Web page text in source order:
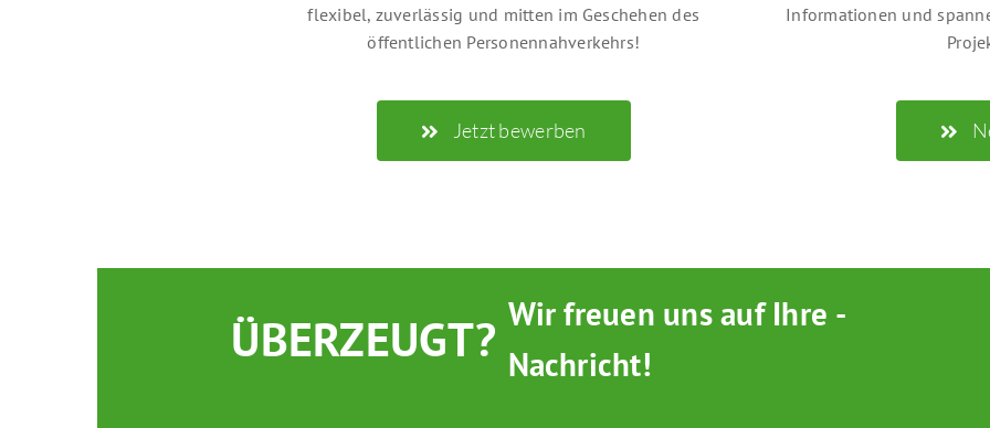
flexibel, zuverlässig und mitten im Geschehen des
öffentlichen Personennahverkehrs!
Jetzt bewerben
Informationen und
ÜBERZEUGT? Wir­­ freuen­ uns­ auf­ ­Ihre ­
Nachricht!